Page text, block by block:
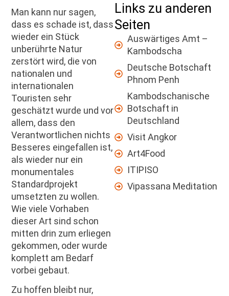
Man kann nur sagen,
dass es schade ist, dass
wieder ein Stück
unberührte Natur
zerstört wird, die von
nationalen und
internationalen
Touristen sehr
geschätzt wurde und vor
allem, dass den
Verantwortlichen nichts
Besseres eingefallen ist,
als wieder nur ein
monumentales
Standardprojekt
umsetzten zu wollen.
Wie viele Vorhaben
dieser Art sind schon
mitten drin zum erliegen
gekommen, oder wurde
komplett am Bedarf
vorbei gebaut.
Zu hoffen bleibt nur,
Links zu anderen
Seiten
Auswärtiges Amt –
Kambodscha
Deutsche Botschaft
Phnom Penh
Kambodschanische
Botschaft in
Deutschland
Visit Angkor
Art4Food
ITIPISO
Vipassana Meditation